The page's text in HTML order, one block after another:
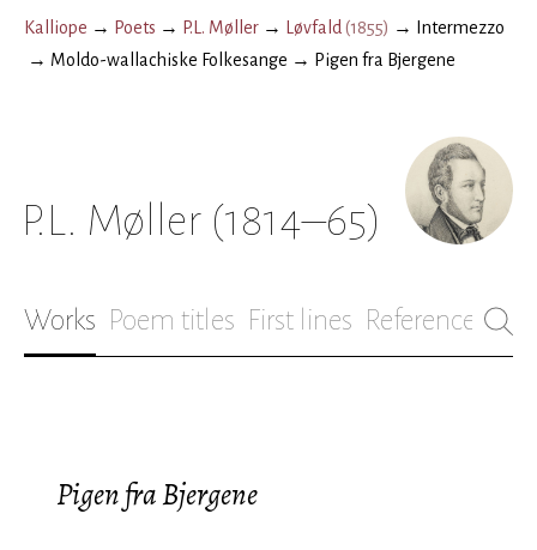
Kalliope → Poets → P.L. Møller → Løvfald (1855) →
Intermezzo
→ Moldo-wallachiske Folkesange → Pigen fra Bjergene
P.L. Møller (1814–65)
Works Poem titles First lines References
Pigen fra Bjergene